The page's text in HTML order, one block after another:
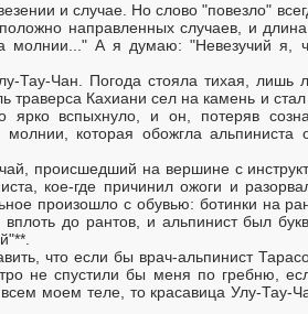
и случае. Но слово "повезло"
направленных случаев, и длина
молнии..." А я думаю: "Невезучий я,
Тау-Чан. Погода стояла тихая, лишь
траверса Кахиани сел на камень и
вспыхнуло, и он, потеряв
которая обожгла альпиниста
происшедший на вершине с
кое-где причинил ожоги и
произошло с обувью: ботинки на
до рантов, и альпинист был
что если бы врач-альпинист
не спустили бы меня по гребню,
моем теле, то красавица Улу-Тау-